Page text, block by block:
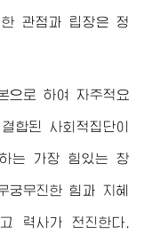
관점과 립장은 정
으로 하여 자주적요
합된 사회적집단이
는 가장 힘있는 창
궁무진한 힘과 지혜
력사가 전진한다.